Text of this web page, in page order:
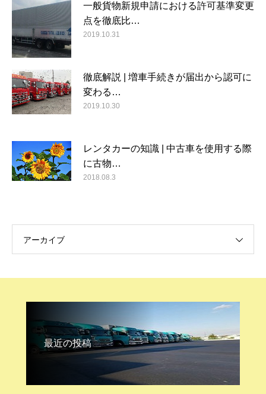
一般貨物新規申請における許可基準変更
点を徹底比…
2019.10.31
徹底解説 | 増車手続きが届出から認可に
変わる…
2019.10.30
レンタカーの知識 | 中古車を使用する際
に古物…
2018.08.3
アーカイブ
最近の投稿